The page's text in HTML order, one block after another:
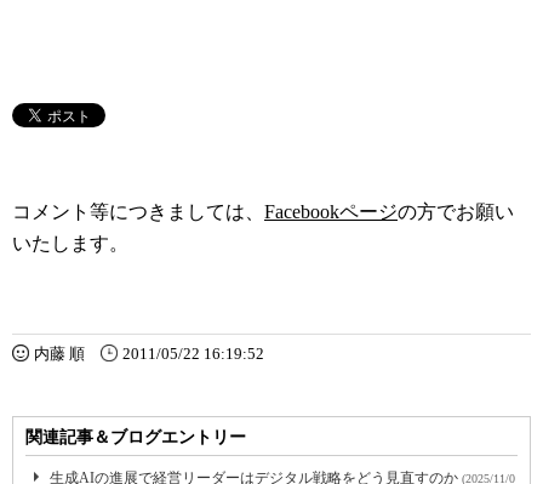
コメント等につきましては、 Facebookページの方でお願い
いたします。
内藤 順 2011/05/22 16:19:52
関連記事＆ブログエントリー
生成AIの進展で経営リーダーはデジタル戦略をどう見直すのか (2025/11/0